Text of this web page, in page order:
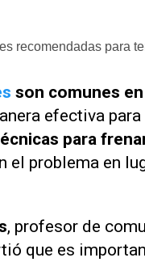
recomendadas para
son comunes
efectiva
para
el problema en
, profesor de
que es